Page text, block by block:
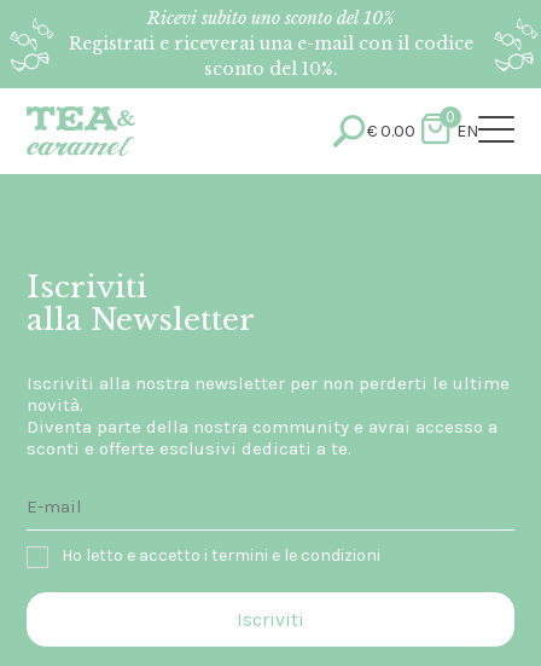
Ricevi subito uno sconto del 10%
Registrati e riceverai una e-mail con il codice
sconto del 10%.
€0.00
0
EN
Iscriviti
alla Newsletter
Iscriviti alla nostra newsletter per non perderti le ultime
novità.
Diventa parte della nostra community e avrai accesso a
sconti e offerte esclusivi dedicati a te.
Ho letto e accetto i termini e le condizioni